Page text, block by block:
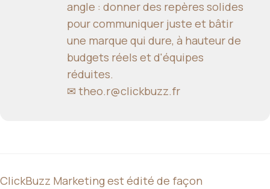
angle : donner des repères solides
pour communiquer juste et bâtir
une marque qui dure, à hauteur de
budgets réels et d'équipes
réduites.
✉ theo.r@clickbuzz.fr
ClickBuzz Marketing est édité de façon